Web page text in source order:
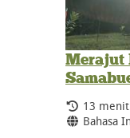
Merajut
Durasi:
13 menit
Bahasa:
Bahasa